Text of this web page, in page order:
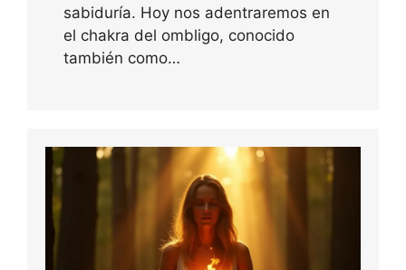
sabiduría. Hoy nos adentraremos en
el chakra del ombligo, conocido
también como…